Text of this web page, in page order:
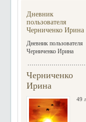
Дневник
пользователя
Черниченко Ирина
Дневник пользователя
Черниченко Ирина
Черниченко
Ирина
49